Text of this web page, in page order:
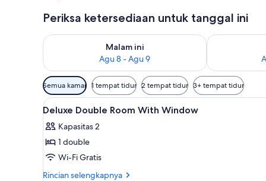
Periksa ketersediaan untuk tanggal ini
Malam ini
Agu 8 - Agu 9
Periksa ketersediaan untuk malam ini Agu 8 - Agu 9
Periksa
Filter
tersedia
untuk
Semua kamar 1 tempat tidur 2 tempat tidur 3+ tempat tidur
Lihat
semua
foto
untuk
Deluxe
Double
Seprai premium, busa
4
Deluxe Double Room With Window
Kapasitas 2
1 double
Wi-Fi Gratis
Rincian selengkapnya
Rincian